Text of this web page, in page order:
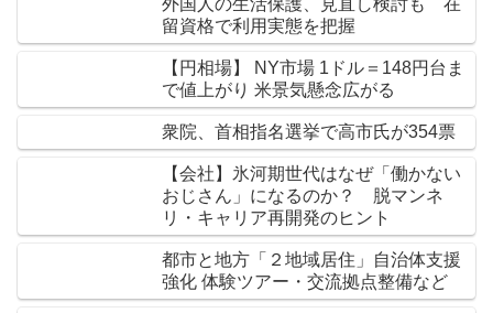
留資格で利用実態を把握
【円相場】 NY市場 1ドル＝148円台ま
で値上がり 米景気懸念広がる
衆院、首相指名選挙で高市氏が354票
【会社】氷河期世代はなぜ「働かない
おじさん」になるのか？ 脱マンネ
リ・キャリア再開発のヒント
都市と地方「２地域居住」自治体支援
強化 体験ツアー・交流拠点整備など